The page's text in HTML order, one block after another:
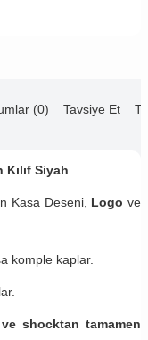
(0) Tavsiye Et
Siyah
Kasa Deseni, Logo ve
komple kaplar.
shocktan tamamen